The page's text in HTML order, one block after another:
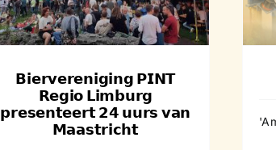
𝗕𝗶𝗲𝗿𝘃𝗲𝗿𝗲𝗻𝗶𝗴𝗶𝗻𝗴 𝗣𝗜𝗡𝗧
𝗥𝗲𝗴𝗶𝗼 𝗟𝗶𝗺𝗯𝘂𝗿𝗴
𝗽𝗿𝗲𝘀𝗲𝗻𝘁𝗲𝗲𝗿𝘁 𝟮𝟰 𝘂𝘂𝗿𝘀 𝘃𝗮𝗻
𝗠𝗮𝗮𝘀𝘁𝗿𝗶𝗰𝗵𝘁